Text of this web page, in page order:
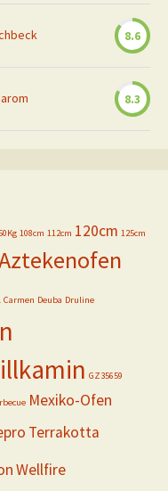
8.6
8.3
108cm 112cm 120cm 125cm
Carmen Deuba Druline
GZ35659
Mexiko-Ofen
Terrakotta
Wellfire